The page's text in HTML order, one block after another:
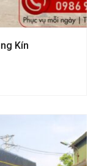
Kín